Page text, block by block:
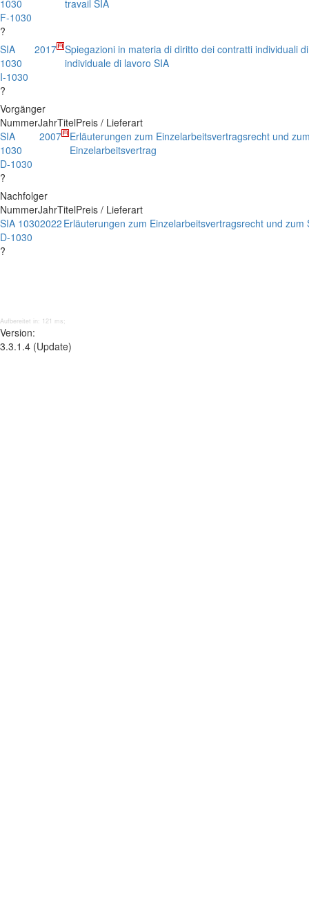
1030
F-1030
?
travail SIA
SIA
1030
I-1030
?
2017 Spiegazioni in materia di diritto dei contratti individuali
individuale di lavoro SIA
Vorgänger
NummerJahrTitelPreis / Lieferart
SIA
1030
D-1030
?
2007
Erläuterungen zum Einzelarbeitsvertragsrecht und
Einzelarbeitsvertrag
Nachfolger
NummerJahrTitelPreis / Lieferart
SIA 1030
D-1030
?
2022 Erläuterungen zum Einzelarbeitsvertragsrecht und zum
Aufbereitet in: 121 ms;
Version:
3.3.1.4 (Update)